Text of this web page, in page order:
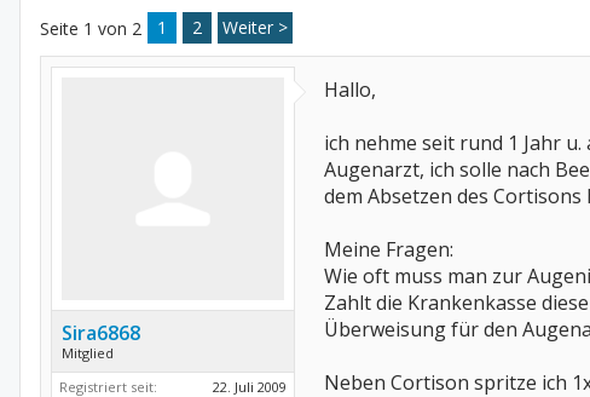
Seite 1 von 2 1 2 Weiter >
Sira6868
Mitglied
Registriert seit:
22. Juli 2009
Hallo,
ich nehme seit rund 1 Jahr
Augenarzt, ich solle nach
dem Absetzen des
Meine Fragen:
Wie oft muss man zur
Zahlt die Krankenkasse
Überweisung für den
Neben Cortison spritze ich